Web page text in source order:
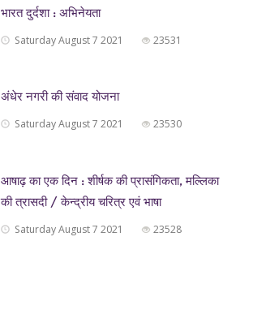
भारत दुर्दशा : अभिनेयता
Saturday August 7 2021 23531
अंधेर नगरी की संवाद योजना
Saturday August 7 2021 23530
आषाढ़ का एक दिन : शीर्षक की प्रासंगिकता, मल्लिका
की त्रासदी / केन्द्रीय चरित्र एवं भाषा
Saturday August 7 2021 23528